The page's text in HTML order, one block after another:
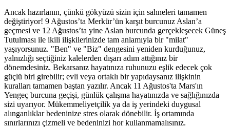
Ancak hazırlanın, çünkü gökyüzü sizin için sahneleri tamamen
değiştiriyor! 9 Ağustos’ta Merkür’ün karşıt burcunuz Aslan’a
geçmesi ve 12 Ağustos’ta yine Aslan burcunda gerçekleşecek Güneş
Tutulması ile ikili ilişkilerinizde tam anlamıyla bir "milat"
yaşıyorsunuz. "Ben" ve "Biz" dengesini yeniden kurduğunuz,
yalnızlığı seçtiğiniz kalelerden dışarı adım attığınız bir
dönemdesiniz. Bekarsanız hayatınıza ruhunuzu eşlik edecek çok
güçlü biri girebilir; evli veya ortaklı bir yapıdaysanız ilişkinin
kuralları tamamen baştan yazılır. Ancak 11 Ağustos'ta Mars'ın
Yengeç burcuna geçişi, günlük çalışma hayatınızda ve sağlığınızda
sizi uyarıyor. Mükemmeliyetçilik ya da iş yerindeki duygusal
alınganlıklar bedeninize stres olarak dönebilir. İş ortamında
sınırlarınızı çizmeli ve bedeninizi hor kullanmamalısınız.